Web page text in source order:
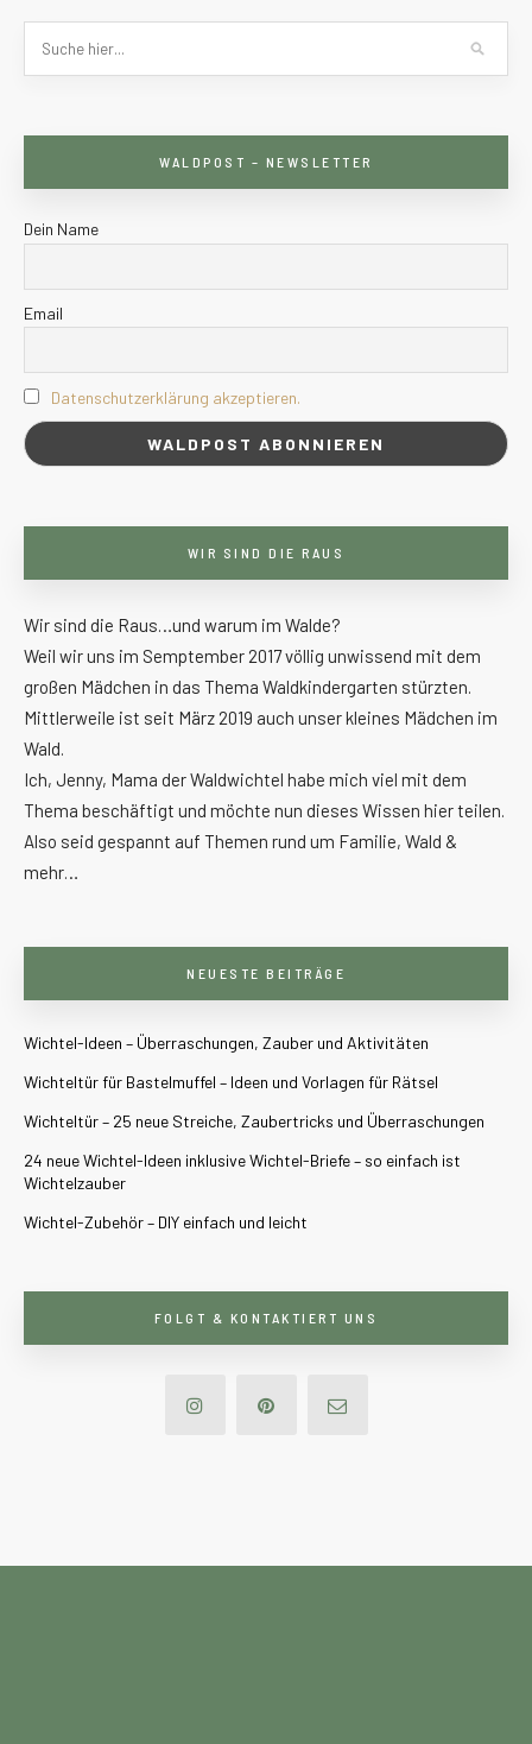
WALDPOST – NEWSLETTER
Dein Name
Email
Datenschutzerklärung akzeptieren.
WIR SIND DIE RAUS
Wir sind die Raus…und warum im Walde?
Weil wir uns im Semptember 2017 völlig unwissend mit dem
großen Mädchen in das Thema Waldkindergarten stürzten.
Mittlerweile ist seit März 2019 auch unser kleines Mädchen im
Wald.
Ich, Jenny, Mama der Waldwichtel habe mich viel mit dem
Thema beschäftigt und möchte nun dieses Wissen hier teilen.
Also seid gespannt auf Themen rund um Familie, Wald &
mehr…
NEUESTE BEITRÄGE
Wichtel-Ideen – Überraschungen, Zauber und Aktivitäten
Wichteltür für Bastelmuffel – Ideen und Vorlagen für Rätsel
Wichteltür – 25 neue Streiche, Zaubertricks und Überraschungen
24 neue Wichtel-Ideen inklusive Wichtel-Briefe – so einfach ist
Wichtelzauber
Wichtel-Zubehör – DIY einfach und leicht
FOLGT & KONTAKTIERT UNS